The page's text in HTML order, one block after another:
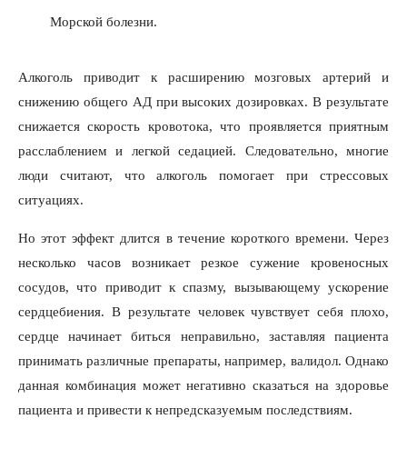
Морской болезни.
Алкоголь приводит к расширению мозговых артерий и
снижению общего АД при высоких дозировках. В результате
снижается скорость кровотока, что проявляется приятным
расслаблением и легкой седацией. Следовательно, многие
люди считают, что алкоголь помогает при стрессовых
ситуациях.
Но этот эффект длится в течение короткого времени. Через
несколько часов возникает резкое сужение кровеносных
сосудов, что приводит к спазму, вызывающему ускорение
сердцебиения. В результате человек чувствует себя плохо,
сердце начинает биться неправильно, заставляя пациента
принимать различные препараты, например, валидол. Однако
данная комбинация может негативно сказаться на здоровье
пациента и привести к непредсказуемым последствиям.